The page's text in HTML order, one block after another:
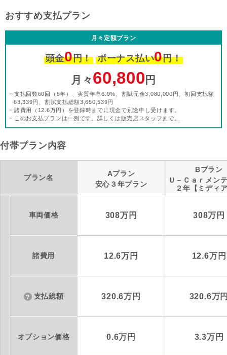
おすすめ支払プラン
月々定額プラン
頭金0円！ ボーナス払い0円！
月々60,800 円
・支払回数60回（5年）、実質年率6.9%、割賦元金3,080,000円、初回支払額
63,339円、割賦支払総額3,650,539円
・諸費用（12.6万円）を登録時までに現金で別途申し受けます。
・ このお支払プランは一例です。詳しくは販売店スタッフまで。
付帯プラン内容
プラン名
Aプラン
安心３年プラン
Bプラン
Ｕ－Ｃａｒメン
２年【ミディ
車両価格 308万円 308万円
諸費用 12.6万円 12.6万円
支払総額 320.6万円 320.6万
オプション価格 0.6万円 3.3万円